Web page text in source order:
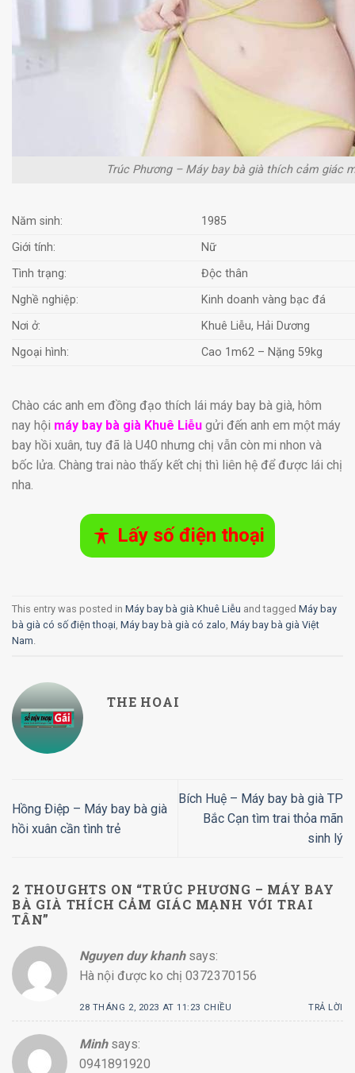
Trúc Phương – Máy bay bà già thích cảm giác
Năm sinh:
1985
Giới tính:
Nữ
Tình trạng:
Độc thân
Nghề nghiệp:
Kinh doanh vàng bạc đá
Nơi ở:
Khuê Liễu, Hải Dương
Ngoại hình:
Cao 1m62 – Nặng 59kg
Chào các anh em đồng đạo thích lái máy bay bà già, hôm
nay hội máy bay bà già Khuê Liễu gửi đến anh em một máy
bay hồi xuân, tuy đã là U40 nhưng chị vẫn còn mi nhon và
bốc lửa. Chàng trai nào thấy kết chị thì liên hệ để được lái chị
nha.
Lấy số điện thoại
This entry was posted in Máy bay bà già Khuê Liễu and tagged Máy bay
bà già có số điện thoại, Máy bay bà già có zalo, Máy bay bà già Việt
Nam.
THE HOAI
Hồng Ðiệp – Máy bay bà già
hồi xuân cần tình trẻ
Bích Huệ – Máy bay bà già TP
Bắc Cạn tìm trai thỏa mãn
sinh lý
2 THOUGHTS ON “TRÚC PHƯƠNG – MÁY BAY
BÀ GIÀ THÍCH CẢM GIÁC MẠNH VỚI TRAI
TÂN”
Nguyen duy khanh says:
Hà nội được ko chị 0372370156
28 THÁNG 2, 2023 AT 11:23 CHIỀU TRẢ LỜI
Minh says:
0941891920